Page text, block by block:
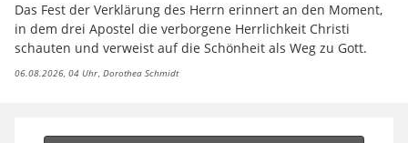
Das Fest der Verklärung des Herrn erinnert an den Moment,
in dem drei Apostel die verborgene Herrlichkeit Christi
schauten und verweist auf die Schönheit als Weg zu Gott.
06.08.2026, 04 Uhr Dorothea Schmidt